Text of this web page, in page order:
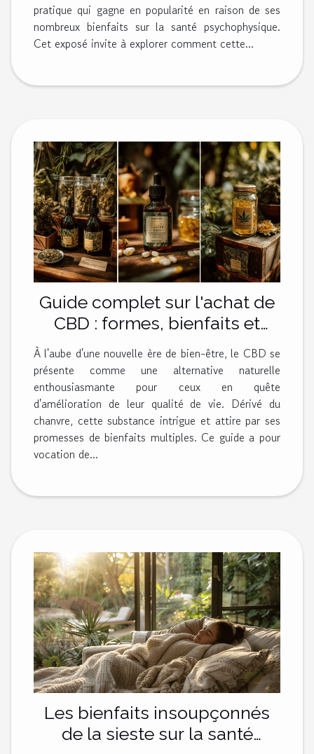
pratique qui gagne en popularité en raison de ses
nombreux bienfaits sur la santé psychophysique.
Cet exposé invite à explorer comment cette...
Guide complet sur l'achat de
CBD : formes, bienfaits et
conseils
À l'aube d'une nouvelle ère de bien-être, le CBD se
présente comme une alternative naturelle
enthousiasmante pour ceux en quête
d'amélioration de leur qualité de vie. Dérivé du
chanvre, cette substance intrigue et attire par ses
promesses de bienfaits multiples. Ce guide a pour
vocation de...
Les bienfaits insoupçonnés
de la sieste sur la santé